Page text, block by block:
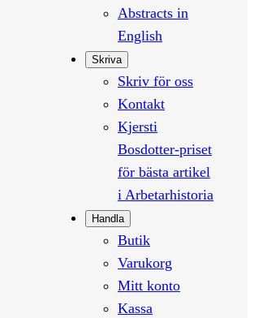
Abstracts in
English
Skriva
Skriv för oss
Kontakt
Kjersti
Bosdotter-priset
för bästa artikel
i Arbetarhistoria
Handla
Butik
Varukorg
Mitt konto
Kassa